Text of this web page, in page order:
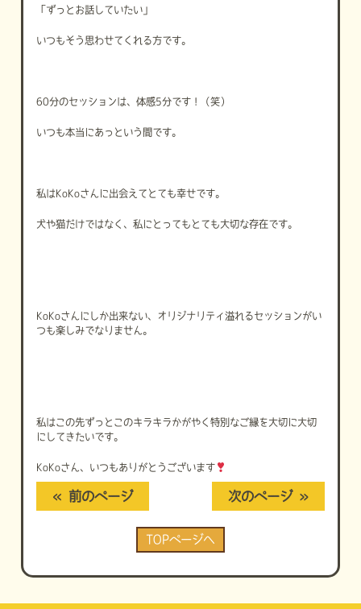
「ずっとお話していたい」
いつもそう思わせてくれる方です。
60分のセッションは、体感5分です！（笑）
いつも本当にあっという間です。
私はKoKoさんに出会えてとても幸せです。
犬や猫だけではなく、私にとってもとても大切な存在です。
KoKoさんにしか出来ない、オリジナリティ溢れるセッションがい
つも楽しみでなりません。
私はこの先ずっとこのキラキラかがやく特別なご縁を大切に大切
にしてきたいです。
KoKoさん、いつもありがとうございます
« 前のページ 次のページ »
TOPページへ